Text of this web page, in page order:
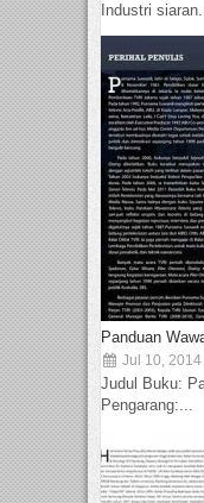
Industri
Panduan
Jul 10, 2014
Judul Buku:
Pengarang:...